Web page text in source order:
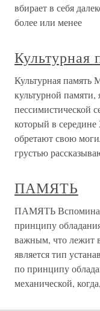
вбирает в себя
более или менее
Культурная
Культурная память
культурной памяти,
пессимистической
который в
обретают свою
грустью
ПАМЯТЬ
ПАМЯТЬ
принципу
важным, что лежит
является тип
по принципу
механической, когда,